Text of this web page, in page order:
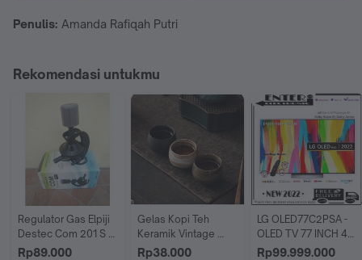
Penulis: Amanda Rafiqah Putri
Rekomendasi untukmu
Regulator Gas Elpiji
Destec Com 201 S /
Destec 201S - Pack
Rp89.000
Gelas Kopi Teh
Keramik Vintage
Japanese Style Tea
Rp38.000
LG OLED77C2PSA -
OLED TV 77 INCH 4K
DOLBYVISION
Rp99.999.000